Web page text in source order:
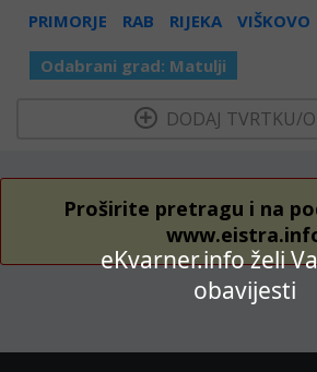
eKvarner.info želi
obavijesti
PRIMORJE
RAB RIJEKA VIŠKOVO
Odabrani grad: Matulji
DODAJ TVRTKU/
Proširite pretragu i na